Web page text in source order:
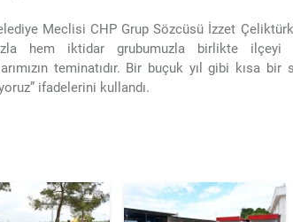
Meclisi CHP Grup Sözcüsü İzzet
hem iktidar grubumuzla birlikte ilçeyi
teminatıdır. Bir buçuk yıl gibi kısa
ifadelerini kullandı.